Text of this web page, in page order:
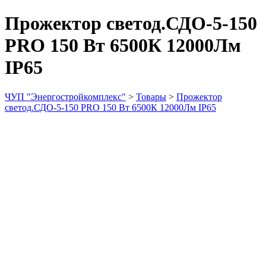
Прожектор светод.СДО-5-150
PRO 150 Вт 6500К 12000Лм
IP65
ЧУП "Энергостройкомплекс" > Товары > Прожектор
светод.СДО-5-150 PRO 150 Вт 6500К 12000Лм IP65